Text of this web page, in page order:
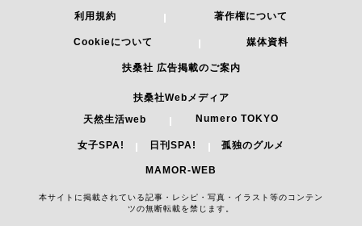
利用規約 著作権について
Cookieについて 媒体資料
扶桑社 広告掲載のご案内
扶桑社Webメディア
天然生活web
Numero TOKYO
女子SPA! 日刊SPA! 孤独のグルメ
MAMOR-WEB
本サイトに掲載されている記事・レシピ・写真・イラスト等のコンテン
ツの無断転載を禁じます。